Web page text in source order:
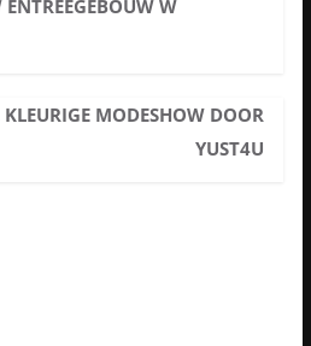
W
KLEURIGE MODESHOW DOOR
YUST4U